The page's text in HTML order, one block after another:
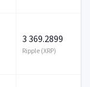
3 369.2899
Ripple (XRP)